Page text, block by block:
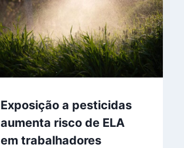
Exposição a pesticidas
aumenta risco de ELA
em trabalhadores